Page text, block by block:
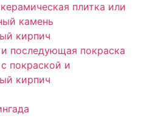
плитка или
камень
кирпич
последующая покраска
покраской и
кирпич